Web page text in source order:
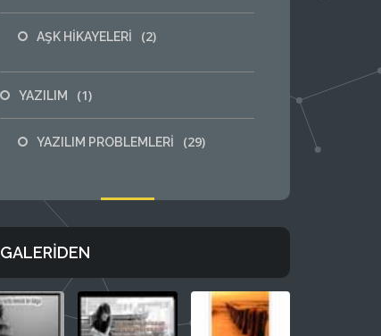
AŞK HİKAYELERİ (2)
YAZILIM (1)
YAZILIM PROBLEMLERİ (29)
GALERIDEN